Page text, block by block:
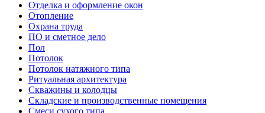
Отделка и оформление окон
Отопление
Охрана труда
ПО и сметное дело
Пол
Потолок
Потолок натяжного типа
Ритуальная архитектура
Скважины и колодцы
Складские и производственные помещения